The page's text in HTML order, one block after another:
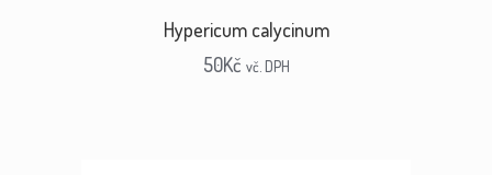
Hypericum calycinum
50Kč vč. DPH